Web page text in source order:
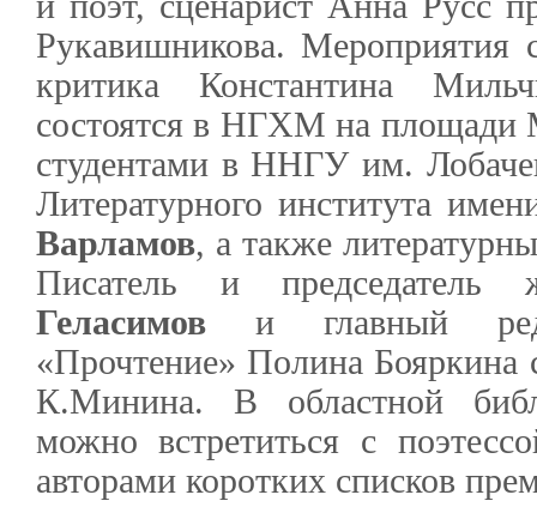
Рукавишникова. Мероприятия
критика Константина
состоятся в НГХМ на площади
студентами в ННГУ им.
Литературного института
Варламов, а также
Писатель и
Геласимови главный
«Прочтение» Полина
К.Минина. В областной
можно встретиться с
авторами коротких списков